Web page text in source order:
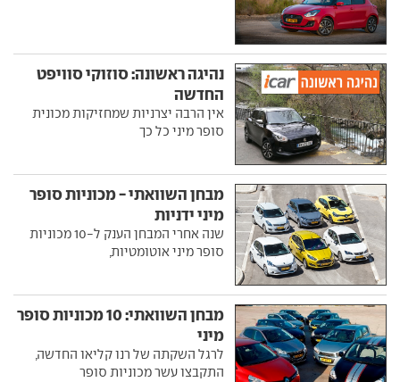
נהיגה ראשונה: סוזוקי סוויפט
החדשה
אין הרבה יצרניות שמחזיקות מכונית
סופר מיני כל כך
מבחן השוואתי - מכוניות סופר
מיני ידניות
שנה אחרי המבחן הענק ל-10 מכוניות
סופר מיני אוטומטיות,
מבחן השוואתי: 10 מכוניות סופר
מיני
לרגל השקתה של רנו קליאו החדשה,
התקבצו עשר מכוניות סופר